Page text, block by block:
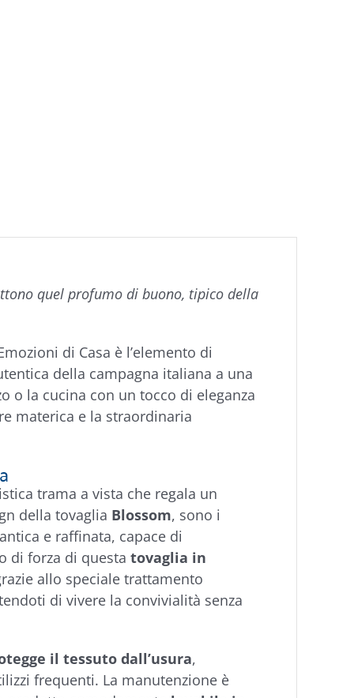
quel profumo di buono, tipico della
di Casa è l’elemento di
della campagna italiana a una
o la cucina con un tocco di eleganza
materica e la straordinaria
trama a vista che regala un
della tovaglia Blossom, sono i
e raffinata, capace di
di forza di questa tovaglia in
allo speciale trattamento
di vivere la convivialità senza
il tessuto dall’usura,
frequenti. La manutenzione è